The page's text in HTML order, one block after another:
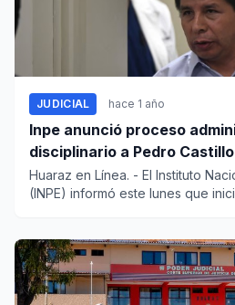
JUDICIAL hace 1 año
Inpe anunció proceso
disciplinario a Pedro
huelga de hambre
Huaraz en Línea. - El Instituto
(INPE) informó este lunes que